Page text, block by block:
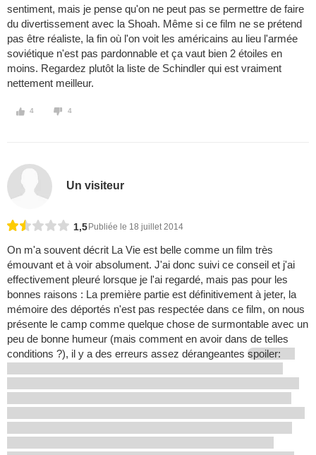
sentiment, mais je pense qu'on ne peut pas se permettre de faire
du divertissement avec la Shoah. Même si ce film ne se prétend
pas être réaliste, la fin où l'on voit les américains au lieu l'armée
soviétique n'est pas pardonnable et ça vaut bien 2 étoiles en
moins. Regardez plutôt la liste de Schindler qui est vraiment
nettement meilleur.
4 4
Un visiteur
1,5 Publiée le 18 juillet 2014
On m'a souvent décrit La Vie est belle comme un film très
émouvant et à voir absolument. J'ai donc suivi ce conseil et j'ai
effectivement pleuré lorsque je l'ai regardé, mais pas pour les
bonnes raisons : La première partie est définitivement à jeter, la
mémoire des déportés n'est pas respectée dans ce film, on nous
présente le camp comme quelque chose de surmontable avec un
peu de bonne humeur (mais comment en avoir dans de telles
conditions ?), il y a des erreurs assez dérangeantes spoiler: